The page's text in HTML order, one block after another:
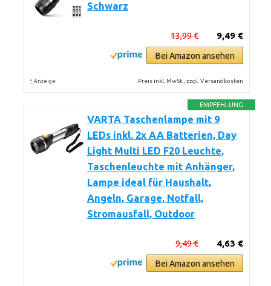
Schwarz
9,49 €
13,99 €
Bei Amazon ansehen
* Anzeige Preis inkl. MwSt., zzgl. Versandkosten
EMPFEHLUNG
VARTA Taschenlampe mit 9
LEDs inkl. 2x AA Batterien, Day
Light Multi LED F20 Leuchte,
Taschenleuchte mit Anhänger,
Lampe ideal für Haushalt,
Angeln, Garage, Notfall,
Stromausfall, Outdoor
4,63 €
9,49 €
Bei Amazon ansehen